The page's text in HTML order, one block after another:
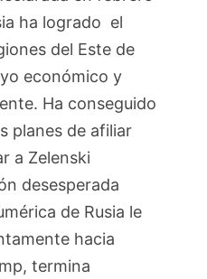
ha logrado el
del Este de
económico y
Ha conseguido
planes de afiliar
a Zelenski
desesperada
de Rusia le
hacia
termina